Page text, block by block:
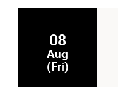
08
Aug
(Fri)